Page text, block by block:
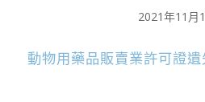
2021年11月
動物用藥品販賣業許可證